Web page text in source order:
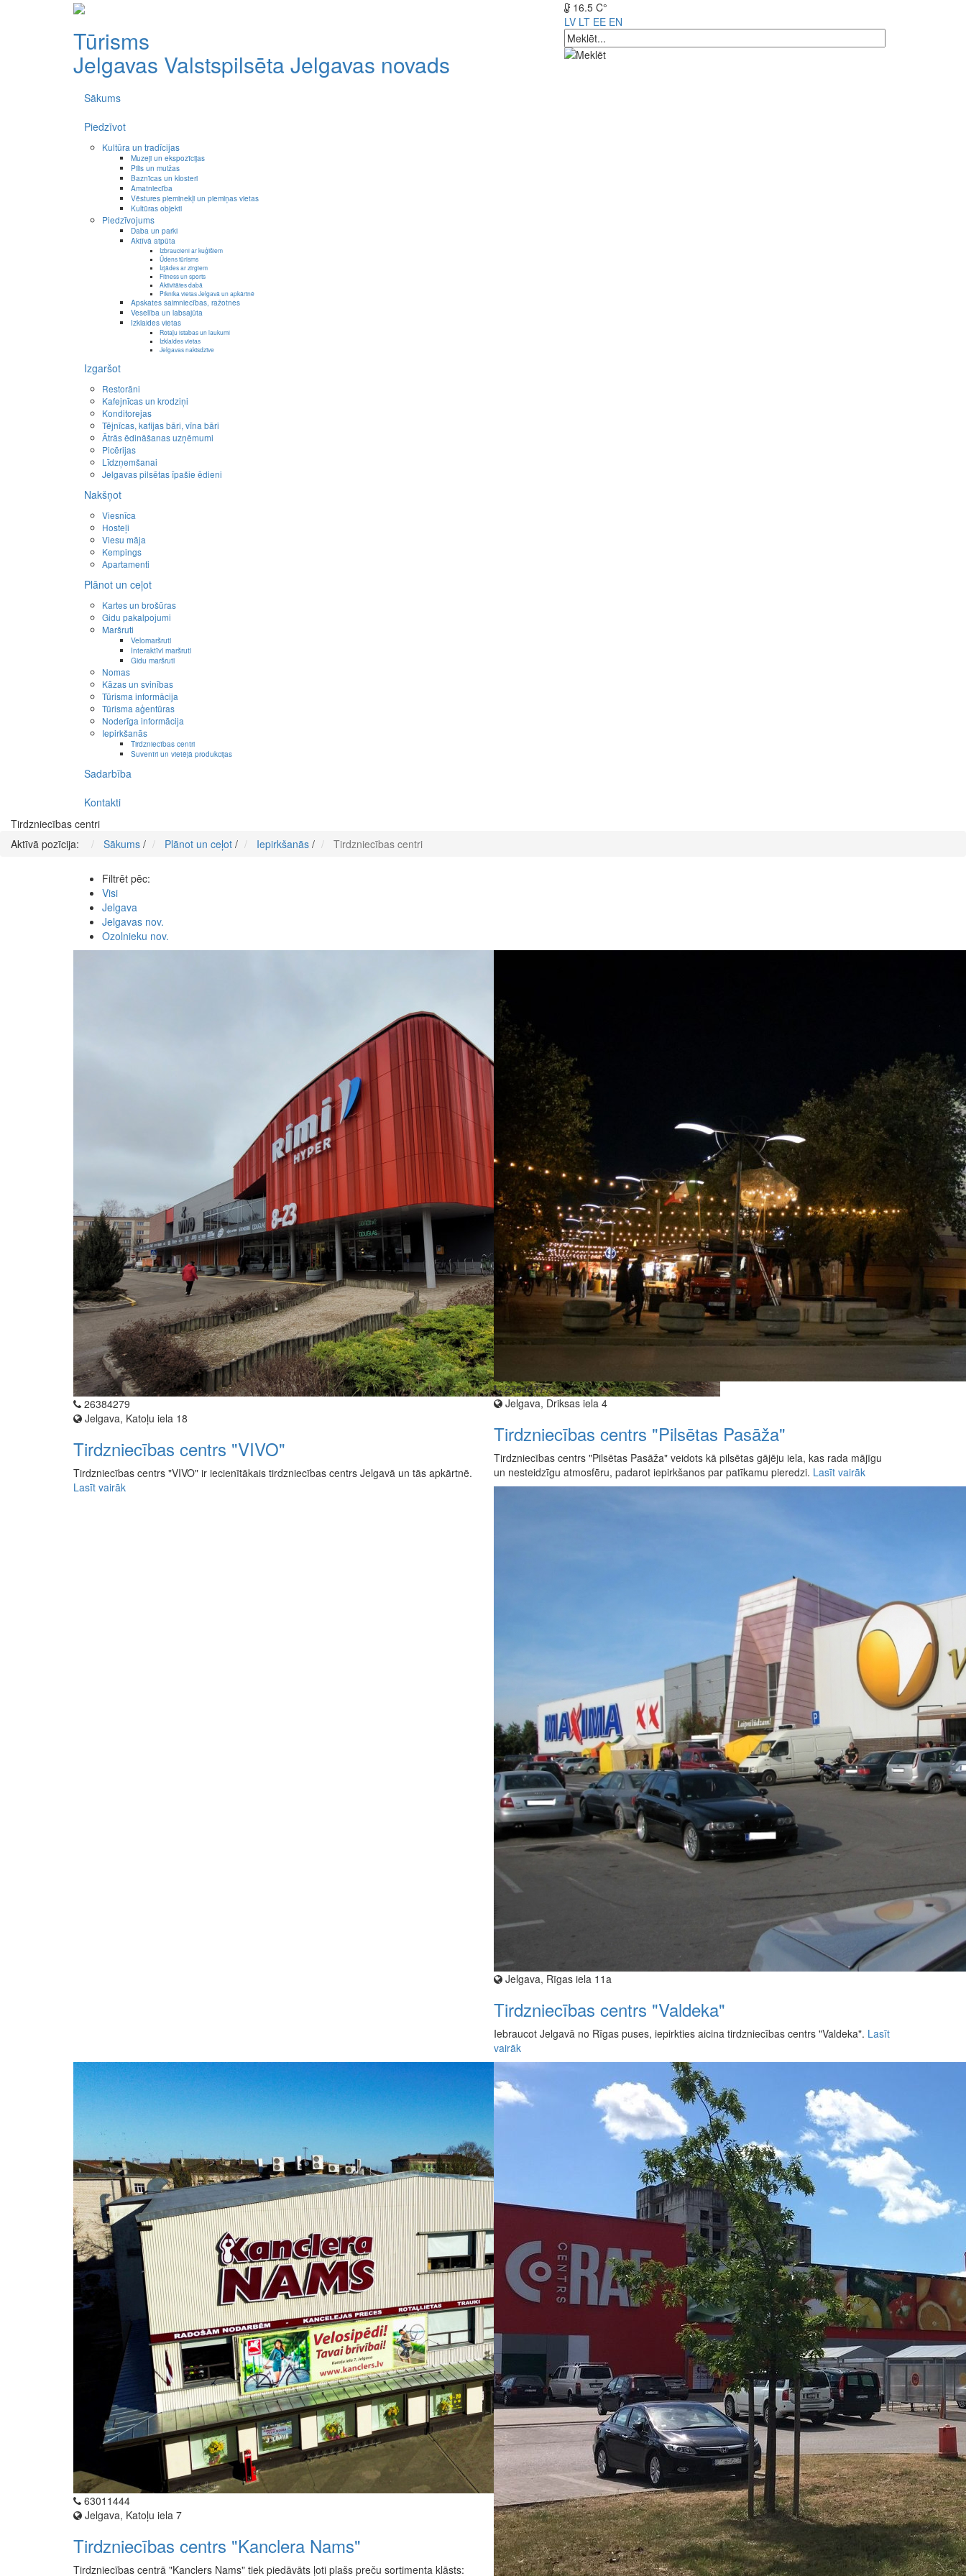
Tūrisms
Jelgavas Valstspilsēta Jelgavas novads
16.5 C°
LV LT EE EN
Sākums
Piedzīvot
Kultūra un tradīcijas
Muzeji un ekspozīcijas
Pilis un muižas
Baznīcas un klosteri
Amatniecība
Vēstures pieminekļi un piemiņas vietas
Kultūras objekti
Piedzīvojums
Daba un parki
Aktīvā atpūta
Izbraucieni ar kuģīšiem
Ūdens tūrisms
Izjādes ar zirgiem
Fitness un sports
Aktivitātes dabā
Piknika vietas Jelgavā un apkārtnē
Apskates saimniecības, ražotnes
Veselība un labsajūta
Izklaides vietas
Rotaļu istabas un laukumi
Izklaides vietas
Jelgavas naktsdzīve
Izgaršot
Restorāni
Kafejnīcas un krodziņi
Konditorejas
Tējnīcas, kafijas bāri, vīna bāri
Ātrās ēdināšanas uzņēmumi
Picērijas
Līdzņemšanai
Jelgavas pilsētas īpašie ēdieni
Nakšņot
Viesnīca
Hosteļi
Viesu māja
Kempings
Apartamenti
Plānot un ceļot
Kartes un brošūras
Gidu pakalpojumi
Maršruti
Velomaršruti
Interaktīvi maršruti
Gidu maršruti
Nomas
Kāzas un svinības
Tūrisma informācija
Tūrisma aģentūras
Noderīga informācija
Iepirkšanās
Tirdzniecības centri
Suvenīri un vietējā produkcijas
Sadarbība
Kontakti
Tirdzniecības centri
Aktīvā pozīcija:
Sākums / Plānot un ceļot / Iepirkšanās / Tirdzniecības centri
Filtrēt pēc:
Visi
Jelgava
Jelgavas nov.
Ozolnieku nov.
26384279
Jelgava, Katoļu iela 18
Tirdzniecības centrs "VIVO"
Tirdzniecības centrs "VIVO" ir iecienītākais tirdzniecības centrs Jelgavā un tās apkārtnē.
Lasīt vairāk
27646777
Jelgava, Driksas iela 4
Tirdzniecības centrs "Pilsētas Pasāža"
Tirdzniecības centrs "Pilsētas Pasāža" veidots kā pilsētas gājēju iela, kas rada mājīgu
un nesteidzīgu atmosfēru, padarot iepirkšanos par patīkamu pieredzi. Lasīt vairāk
Jelgava, Rīgas iela 11a
Tirdzniecības centrs "Valdeka"
Iebraucot Jelgavā no Rīgas puses, iepirkties aicina tirdzniecības centrs "Valdeka". Lasīt
vairāk
63011444
Jelgava, Katoļu iela 7
Tirdzniecības centrs "Kanclera Nams"
Tirdzniecības centrā "Kanclers Nams" tiek piedāvāts ļoti plašs preču sortimenta klāsts: